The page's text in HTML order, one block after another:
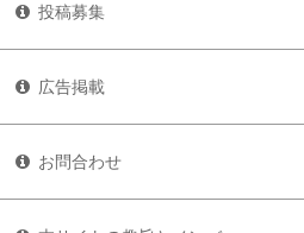
投稿募集
広告掲載
お問合わせ